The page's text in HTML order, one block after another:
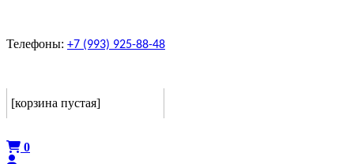
Телефоны: +7 (993) 925-88-48
[корзина пустая]
0